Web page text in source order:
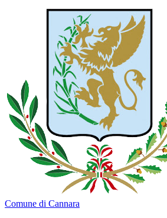
Comune di Cannara